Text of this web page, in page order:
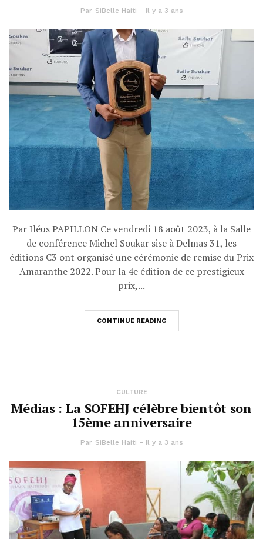
Par SiBelle Haiti Il y a 3 ans
Par Iléus PAPILLON Ce vendredi 18 août 2023, à la Salle
de conférence Michel Soukar sise à Delmas 31, les
éditions C3 ont organisé une cérémonie de remise du Prix
Amaranthe 2022. Pour la 4e édition de ce prestigieux
prix,...
CONTINUE READING
CULTURE
Médias : La SOFEHJ célèbre bientôt son
15ème anniversaire
Par SiBelle Haiti Il y a 3 ans